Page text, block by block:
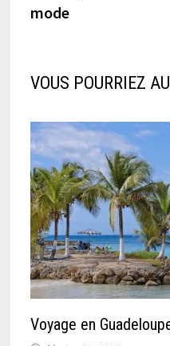
mode
VOUS POURRIEZ
Voyage en